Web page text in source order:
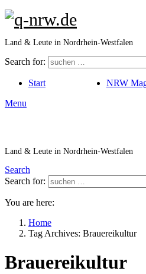
Land & Leute in Nordrhein-Westfalen
Search for:
Start NRW
Menu
Land & Leute in Nordrhein-Westfalen
Search
Search for:
You are here:
Home
Tag Archives: Brauereikultur
Brauereikultur